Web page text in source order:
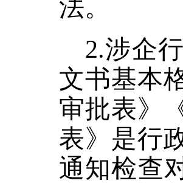
法。
2.涉企
文书基本
审批表》
表》是行
通知检查